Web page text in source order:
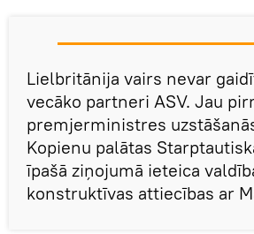
Lielbritānija vairs nevar
vecāko partneri ASV. Jau
premjerministres
Kopienu palātas
īpašā ziņojumā ieteica
konstruktīvas attiecības ar